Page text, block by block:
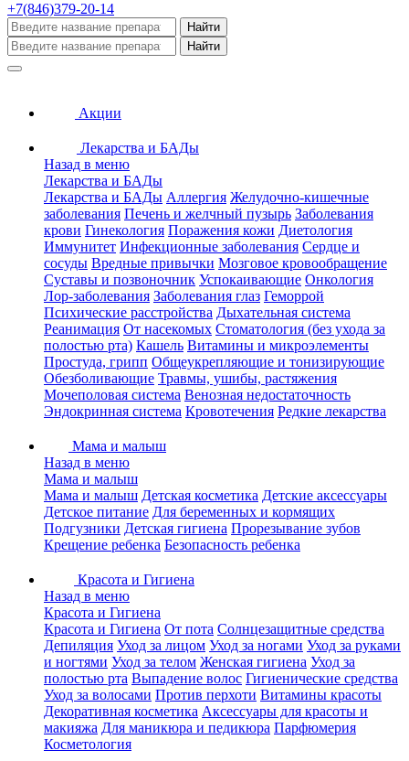
+7(846)379-20-14
Найти
Найти
Акции
Лекарства и БАДы
Назад в меню
Лекарства и БАДы
Лекарства и БАДы Аллергия Желудочно-кишечные
заболевания Печень и желчный пузырь Заболевания
крови Гинекология Поражения кожи Диетология
Иммунитет Инфекционные заболевания Сердце и
сосуды Вредные привычки Мозговое кровообращение
Суставы и позвоночник Успокаивающие Онкология
Лор-заболевания Заболевания глаз Геморрой
Психические расстройства Дыхательная система
Реанимация От насекомых Стоматология (без ухода за
полостью рта) Кашель Витамины и микроэлементы
Простуда, грипп Общеукрепляющие и тонизирующие
Обезболивающие Травмы, ушибы, растяжения
Мочеполовая система Венозная недостаточность
Эндокринная система Кровотечения Редкие лекарства
Мама и малыш
Назад в меню
Мама и малыш
Мама и малыш Детская косметика Детские аксессуары
Детское питание Для беременных и кормящих
Подгузники Детская гигиена Прорезывание зубов
Крещение ребенка Безопасность ребенка
Красота и Гигиена
Назад в меню
Красота и Гигиена
Красота и Гигиена От пота Солнцезащитные средства
Депиляция Уход за лицом Уход за ногами Уход за руками
и ногтями Уход за телом Женская гигиена Уход за
полостью рта Выпадение волос Гигиенические средства
Уход за волосами Против перхоти Витамины красоты
Декоративная косметика Аксессуары для красоты и
макияжа Для маникюра и педикюра Парфюмерия
Косметология